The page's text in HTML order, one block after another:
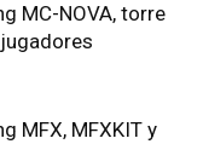
MC-NOVA, torre
MFX, MFXKIT y